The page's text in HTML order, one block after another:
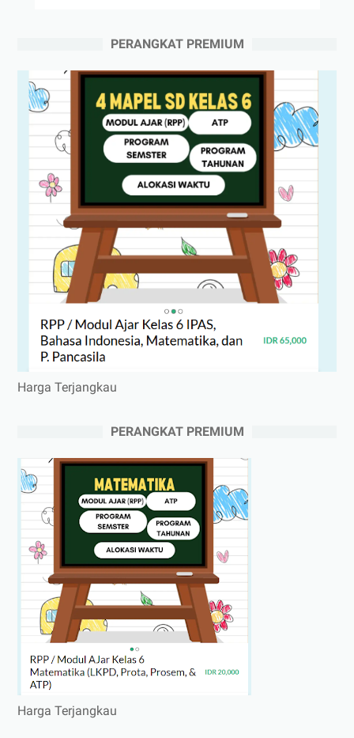
PERANGKAT PREMIUM
Harga Terjangkau
PERANGKAT PREMIUM
Harga Terjangkau